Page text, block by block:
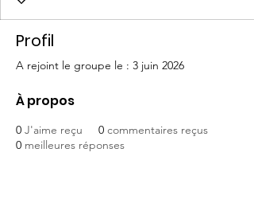
Profil
A rejoint le groupe le : 3 juin 2026
À propos
0 J'aime reçu 0 commentaires reçus
0 meilleures réponses